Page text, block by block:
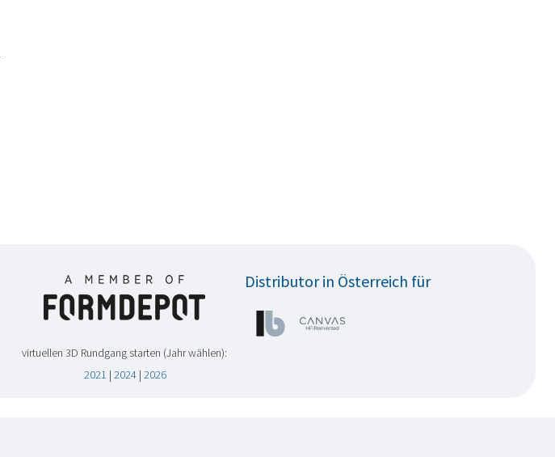
Distributor in Österreich für
virtuellen 3D Rundgang starten (Jahr wählen):
2021 |2024 |2026